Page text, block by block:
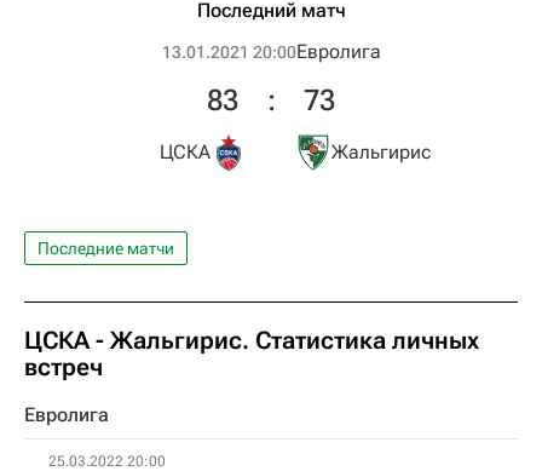
Последний матч
13.01.2021 20:00Евролига
ЦСКА
83 : 73
Жальгирис
Последние матчи
ЦСКА - Жальгирис. Статистика личных
встреч
Евролига
25.03.2022 20:00